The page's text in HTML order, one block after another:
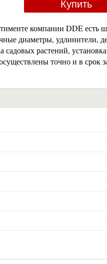
Купить
компании DDE есть
диаметры, удлинители,
садовых растений,
точно и в срок